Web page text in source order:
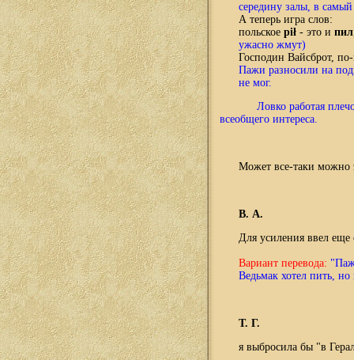
середину залы, в
А теперь игра слов:
польское pił - это и пил
ужасно жмут)
Господин Вайсброт,
Пажи разносили на
не мог.
Ловко работая
всеобщего интереса.
Может все-таки можно
В. А.
Для усиления ввел еще
Вариант перевода:
Ведьмак хотел пить,
Т. Г.
я выбросила бы "в